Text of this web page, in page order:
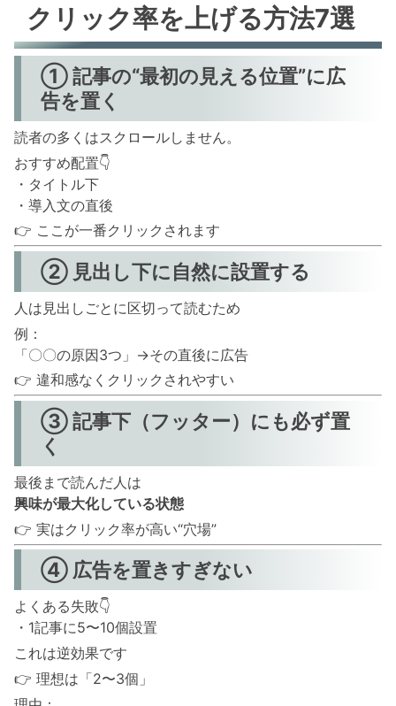
クリック率を上げる方法7選
① 記事の“最初の見える位置”に広
告を置く
読者の多くはスクロールしません。
おすすめ配置👇
・タイトル下
・導入文の直後
👉 ここが一番クリックされます
② 見出し下に自然に設置する
人は見出しごとに区切って読むため
例：
「〇〇の原因3つ」→その直後に広告
👉 違和感なくクリックされやすい
③ 記事下（フッター）にも必ず置
く
最後まで読んだ人は
興味が最大化している状態
👉 実はクリック率が高い“穴場”
④ 広告を置きすぎない
よくある失敗👇
・1記事に5〜10個設置
これは逆効果です
👉 理想は「2〜3個」